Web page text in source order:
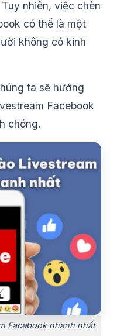
Tuy nhiên, việc chèn
có thể là một
không có kinh
ta sẽ hướng
Facebook
chóng.
Facebook nhanh nhất